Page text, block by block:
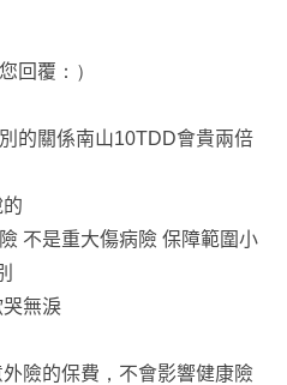
回覆：）
的關係南山10TDD會貴兩倍
不是重大傷病險 保障範圍小
無淚
險的保費，不會影響健康險